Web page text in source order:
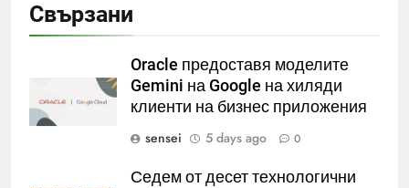
Свързани
Oracle предоставя моделите
Gemini на Google на хиляди
клиенти на бизнес приложения
sensei
5 days ago 0
Седем от десет технологични